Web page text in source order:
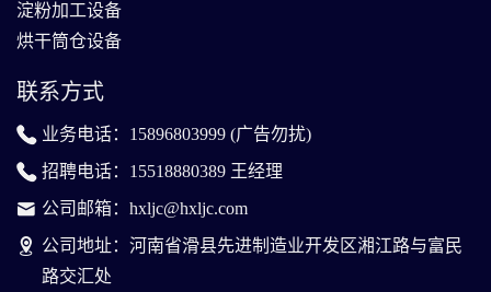
淀粉加工设备
烘干筒仓设备
联系方式
业务电话：15896803999 (广告勿扰)
招聘电话：15518880389 王经理
公司邮箱：hxljc@hxljc.com
公司地址：河南省滑县先进制造业开发区湘江路与富民
路交汇处